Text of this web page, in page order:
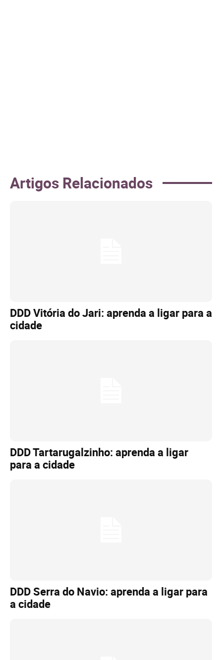
Artigos Relacionados
DDD Vitória do Jari: aprenda a ligar para a
cidade
DDD Tartarugalzinho: aprenda a ligar
para a cidade
DDD Serra do Navio: aprenda a ligar para
a cidade